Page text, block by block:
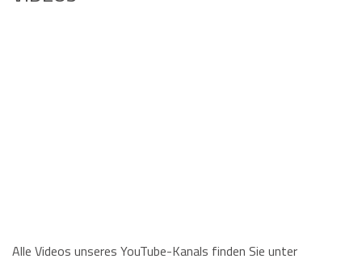
Alle Videos unseres YouTube-Kanals finden Sie unter